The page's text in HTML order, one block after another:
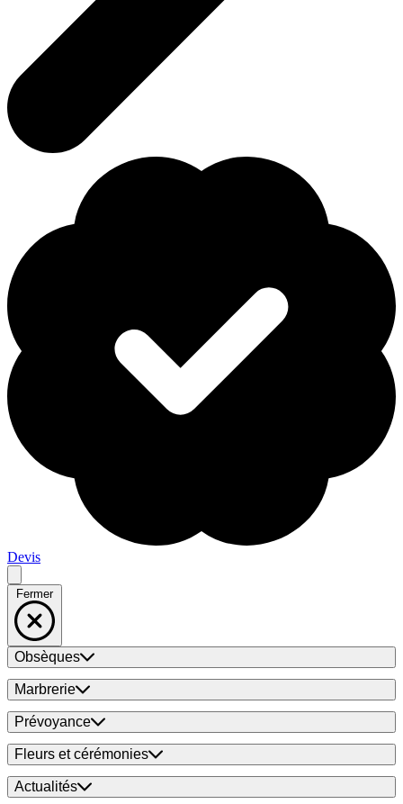
Devis
Fermer
Obsèques
Marbrerie
Prévoyance
Fleurs et cérémonies
Actualités